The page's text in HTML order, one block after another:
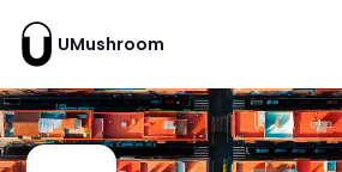
UMushroom